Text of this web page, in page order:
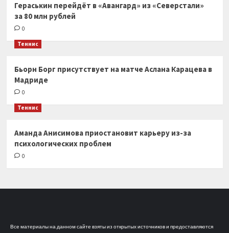
Гераськин перейдёт в «Авангард» из «Северстали»
за 80 млн рублей
0
Теннис
Бьорн Борг присутствует на матче Аслана Карацева в
Мадриде
0
Теннис
Аманда Анисимова приостановит карьеру из-за
психологических проблем
0
Все материалы на данном сайте взяты из открытых источников и предоставляются